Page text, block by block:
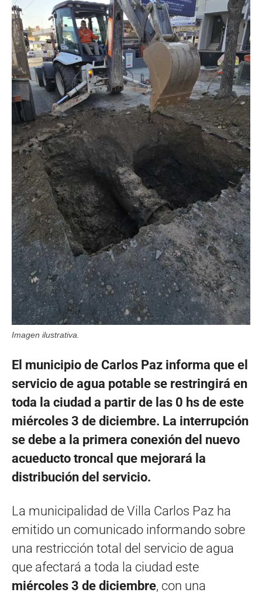
Imagen ilustrativa.
El municipio de Carlos Paz informa que el
servicio de agua potable se restringirá en
toda la ciudad a partir de las 0 hs de este
miércoles 3 de diciembre. La interrupción
se debe a la primera conexión del nuevo
acueducto troncal que mejorará la
distribución del servicio.
La municipalidad de Villa Carlos Paz ha
emitido un comunicado informando sobre
una restricción total del servicio de agua
que afectará a toda la ciudad este
miércoles 3 de diciembre, con una